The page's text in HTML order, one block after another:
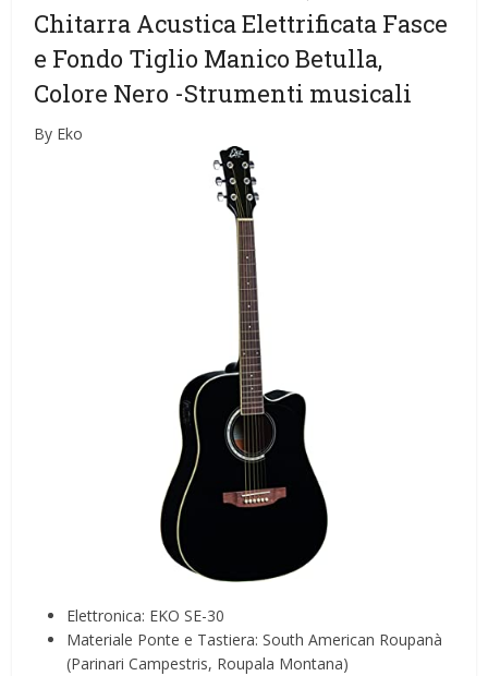
Chitarra Acustica Elettrificata Fasce
e Fondo Tiglio Manico Betulla,
Colore Nero -Strumenti musicali
By Eko
Elettronica: EKO SE-30
Materiale Ponte e Tastiera: South American Roupanà
(Parinari Campestris, Roupala Montana)